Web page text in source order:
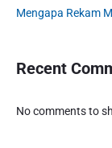
Mengapa Rekam
Recent
No comments to